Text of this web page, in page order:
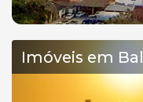
Imóveis em